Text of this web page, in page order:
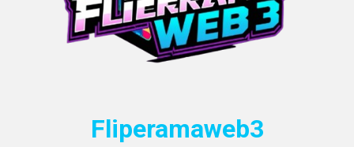
Fliperamaweb3